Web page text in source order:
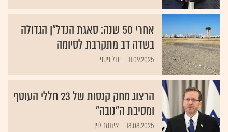
אחרי 50 שנה: סאגת הנדל"ן הגדולה
בשדה דב מתקרבת לסיומה
11.09.2025 יובל ניסני
הרצוג מחק קנסות של 23 חללי העוטף
ומסיבת ה"נובה"
18.08.2025 איתמר לוין